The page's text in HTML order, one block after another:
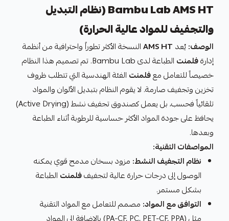
Bambu Lab AMS HT (نظام التبديل
والتجفيف للمواد عالية الحرارة)
الوصف:يُعد AMS HTالنسخة الأكثر تطوراً واحترافية من أنظمة
إدارةفلمنت
الطباعة لدى Bambu Lab. تم تصميم هذا النظام
خصيصاً للتعامل معفلمنت الفئة الهندسية التي تتطلب ظروف
تخزين وتجفيف صارمة. لا يقوم النظام بتبديل الألوان والمواد
تلقائياً فحسب، بل يعمل كصندوق تجفيف نشط (Active Drying)
يحافظ على جودة المواد الأكثر حساسية للرطوبة أثناء الطباعة
وبعدها.
المواصفات التقنية:
نظام التجفيف النشط: مزود بسخان مدمج قوي يمكنه
الوصول إلى درجات حرارة عالية لتجفيففلمنت الطباعة
بشكل مستمر.
التوافق مع المواد: مصمم للتعامل مع المواد التقنية